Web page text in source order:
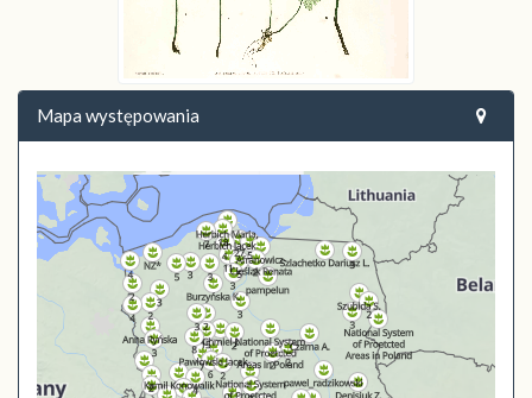
Mapa występowania